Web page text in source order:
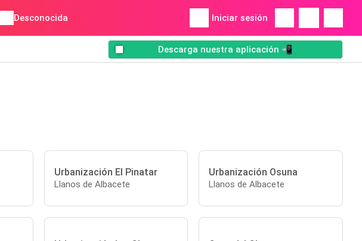
Desconocida Iniciar sesión
Descarga nuestra aplicación 📲
Urbanización El Pinatar
Llanos de Albacete
Urbanización Osuna
Llanos de Albacete